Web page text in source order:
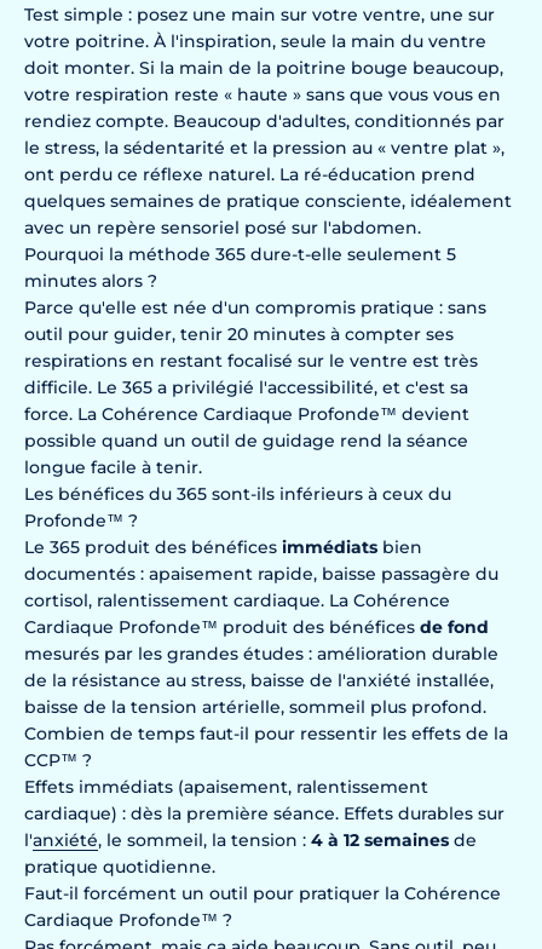
Test simple : posez une main sur votre ventre, une sur
votre poitrine. À l'inspiration, seule la main du ventre
doit monter. Si la main de la poitrine bouge beaucoup,
votre respiration reste « haute » sans que vous vous en
rendiez compte. Beaucoup d'adultes, conditionnés par
le stress, la sédentarité et la pression au « ventre plat »,
ont perdu ce réflexe naturel. La ré-éducation prend
quelques semaines de pratique consciente, idéalement
avec un repère sensoriel posé sur l'abdomen.
Pourquoi la méthode 365 dure-t-elle seulement 5
minutes alors ?
Parce qu'elle est née d'un compromis pratique : sans
outil pour guider, tenir 20 minutes à compter ses
respirations en restant focalisé sur le ventre est très
difficile. Le 365 a privilégié l'accessibilité, et c'est sa
force. La Cohérence Cardiaque Profonde™ devient
possible quand un outil de guidage rend la séance
longue facile à tenir.
Les bénéfices du 365 sont-ils inférieurs à ceux du
Profonde™ ?
Le 365 produit des bénéfices immédiats bien
documentés : apaisement rapide, baisse passagère du
cortisol, ralentissement cardiaque. La Cohérence
Cardiaque Profonde™ produit des bénéfices de fond
mesurés par les grandes études : amélioration durable
de la résistance au stress, baisse de l'anxiété installée,
baisse de la tension artérielle, sommeil plus profond.
Combien de temps faut-il pour ressentir les effets de la
CCP™ ?
Effets immédiats (apaisement, ralentissement
cardiaque) : dès la première séance. Effets durables sur
l'anxiété, le sommeil, la tension : 4 à 12 semaines de
pratique quotidienne.
Faut-il forcément un outil pour pratiquer la Cohérence
Cardiaque Profonde™ ?